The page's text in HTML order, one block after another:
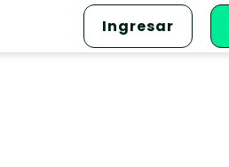
Ingresar